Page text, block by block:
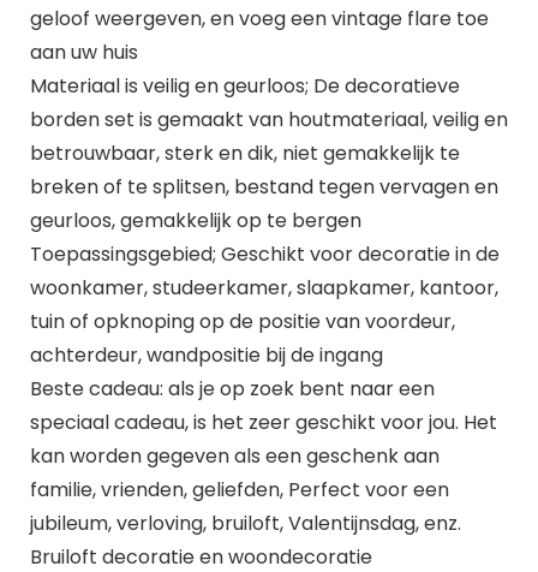
geloof weergeven, en voeg een vintage flare toe
aan uw huis
Materiaal is veilig en geurloos; De decoratieve
borden set is gemaakt van houtmateriaal, veilig en
betrouwbaar, sterk en dik, niet gemakkelijk te
breken of te splitsen, bestand tegen vervagen en
geurloos, gemakkelijk op te bergen
Toepassingsgebied; Geschikt voor decoratie in de
woonkamer, studeerkamer, slaapkamer, kantoor,
tuin of opknoping op de positie van voordeur,
achterdeur, wandpositie bij de ingang
Beste cadeau: als je op zoek bent naar een
speciaal cadeau, is het zeer geschikt voor jou. Het
kan worden gegeven als een geschenk aan
familie, vrienden, geliefden, Perfect voor een
jubileum, verloving, bruiloft, Valentijnsdag, enz.
Bruiloft decoratie en woondecoratie